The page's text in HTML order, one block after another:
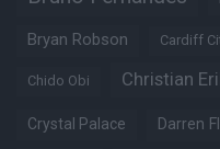
Bryan Robson Cardiff
Chido Obi Christian
Crystal Palace Darren